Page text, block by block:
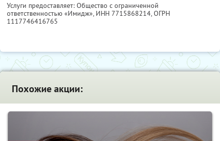
Услуги предоставляет: Общество с ограниченной
ответственностью «Имидж», ИНН 7715868214, ОГРН
1117746416765
Похожие акции: